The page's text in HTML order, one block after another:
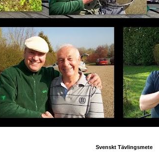
Svenskt Tävlingsmete